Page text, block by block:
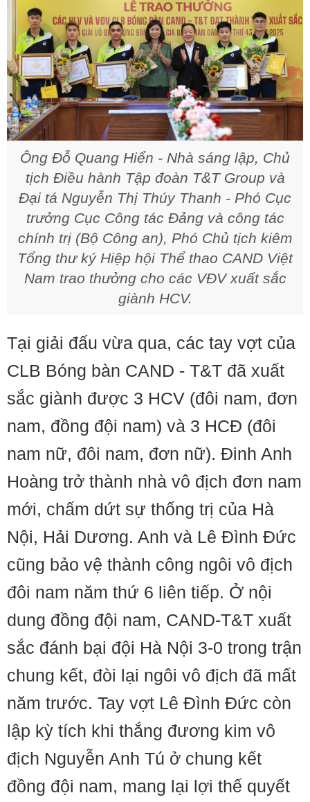
Ông Đỗ Quang Hiển - Nhà sáng lập, Chủ
tịch Điều hành Tập đoàn T&T Group và
Đại tá Nguyễn Thị Thúy Thanh - Phó Cục
trưởng Cục Công tác Đảng và công tác
chính trị (Bộ Công an), Phó Chủ tịch kiêm
Tổng thư ký Hiệp hội Thể thao CAND Việt
Nam trao thưởng cho các VĐV xuất sắc
giành HCV.
Tại giải đấu vừa qua, các tay vợt của
CLB Bóng bàn CAND - T&T đã xuất
sắc giành được 3 HCV (đôi nam, đơn
nam, đồng đội nam) và 3 HCĐ (đôi
nam nữ, đôi nam, đơn nữ). Đinh Anh
Hoàng trở thành nhà vô địch đơn nam
mới, chấm dứt sự thống trị của Hà
Nội, Hải Dương. Anh và Lê Đình Đức
cũng bảo vệ thành công ngôi vô địch
đôi nam năm thứ 6 liên tiếp. Ở nội
dung đồng đội nam, CAND-T&T xuất
sắc đánh bại đội Hà Nội 3-0 trong trận
chung kết, đòi lại ngôi vô địch đã mất
năm trước. Tay vợt Lê Đình Đức còn
lập kỳ tích khi thắng đương kim vô
địch Nguyễn Anh Tú ở chung kết
đồng đội nam, mang lại lợi thế quyết